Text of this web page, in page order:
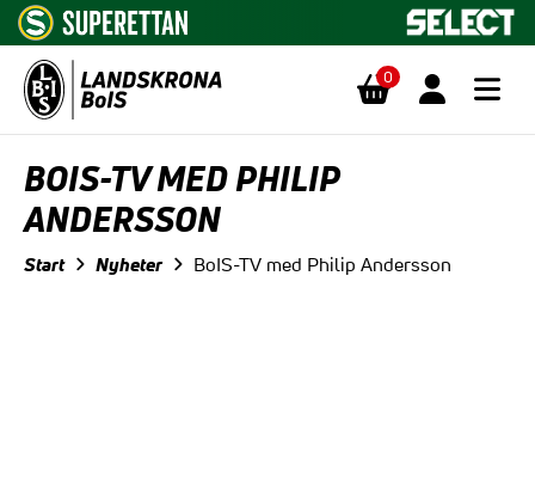
0
BOIS-TV MED PHILIP
ANDERSSON
Start Nyheter BoIS-TV med Philip Andersson